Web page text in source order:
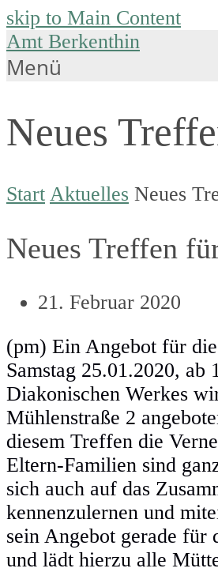
skip to Main Content
Amt Berkenthin
Menü
Neues
Start Aktuelles Neues
Neues Treffen
21. Februar 2020
(pm) Ein Angebot für
Samstag 25.01.2020,
Diakonischen Werkes
Mühlenstraße 2
diesem Treffen die
Eltern-Familien sind
sich auch auf das
kennenzulernen und
sein Angebot gerade für
und lädt hierzu alle